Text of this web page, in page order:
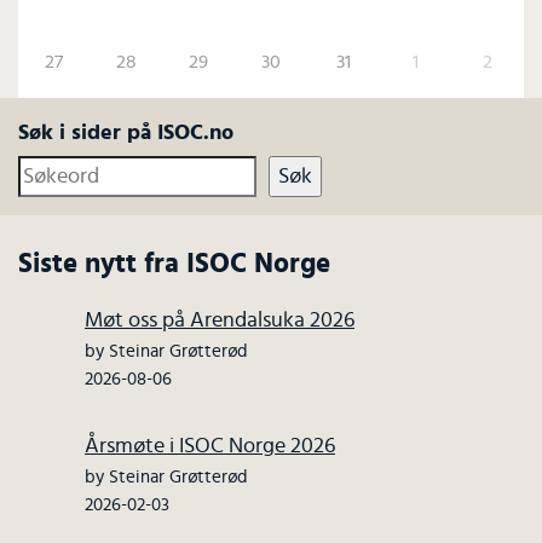
27 28 29 30 31 1 2
Søk i sider på ISOC.no
Søk
Siste nytt fra ISOC Norge
Møt oss på Arendalsuka 2026
by Steinar Grøtterød
2026-08-06
Årsmøte i ISOC Norge 2026
by Steinar Grøtterød
2026-02-03